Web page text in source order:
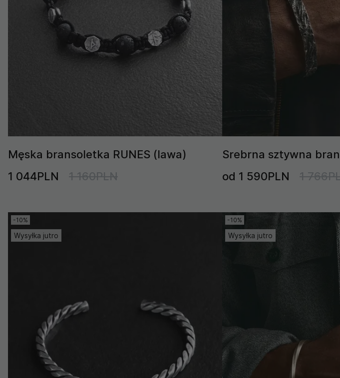
Męska bransoletka RUNES (lawa)
1 044PLN
1 160PLN
Srebrna sztywna
od 1 590PLN
1
-10%
Wysyłka jutro
-10%
Wysyłka jutro